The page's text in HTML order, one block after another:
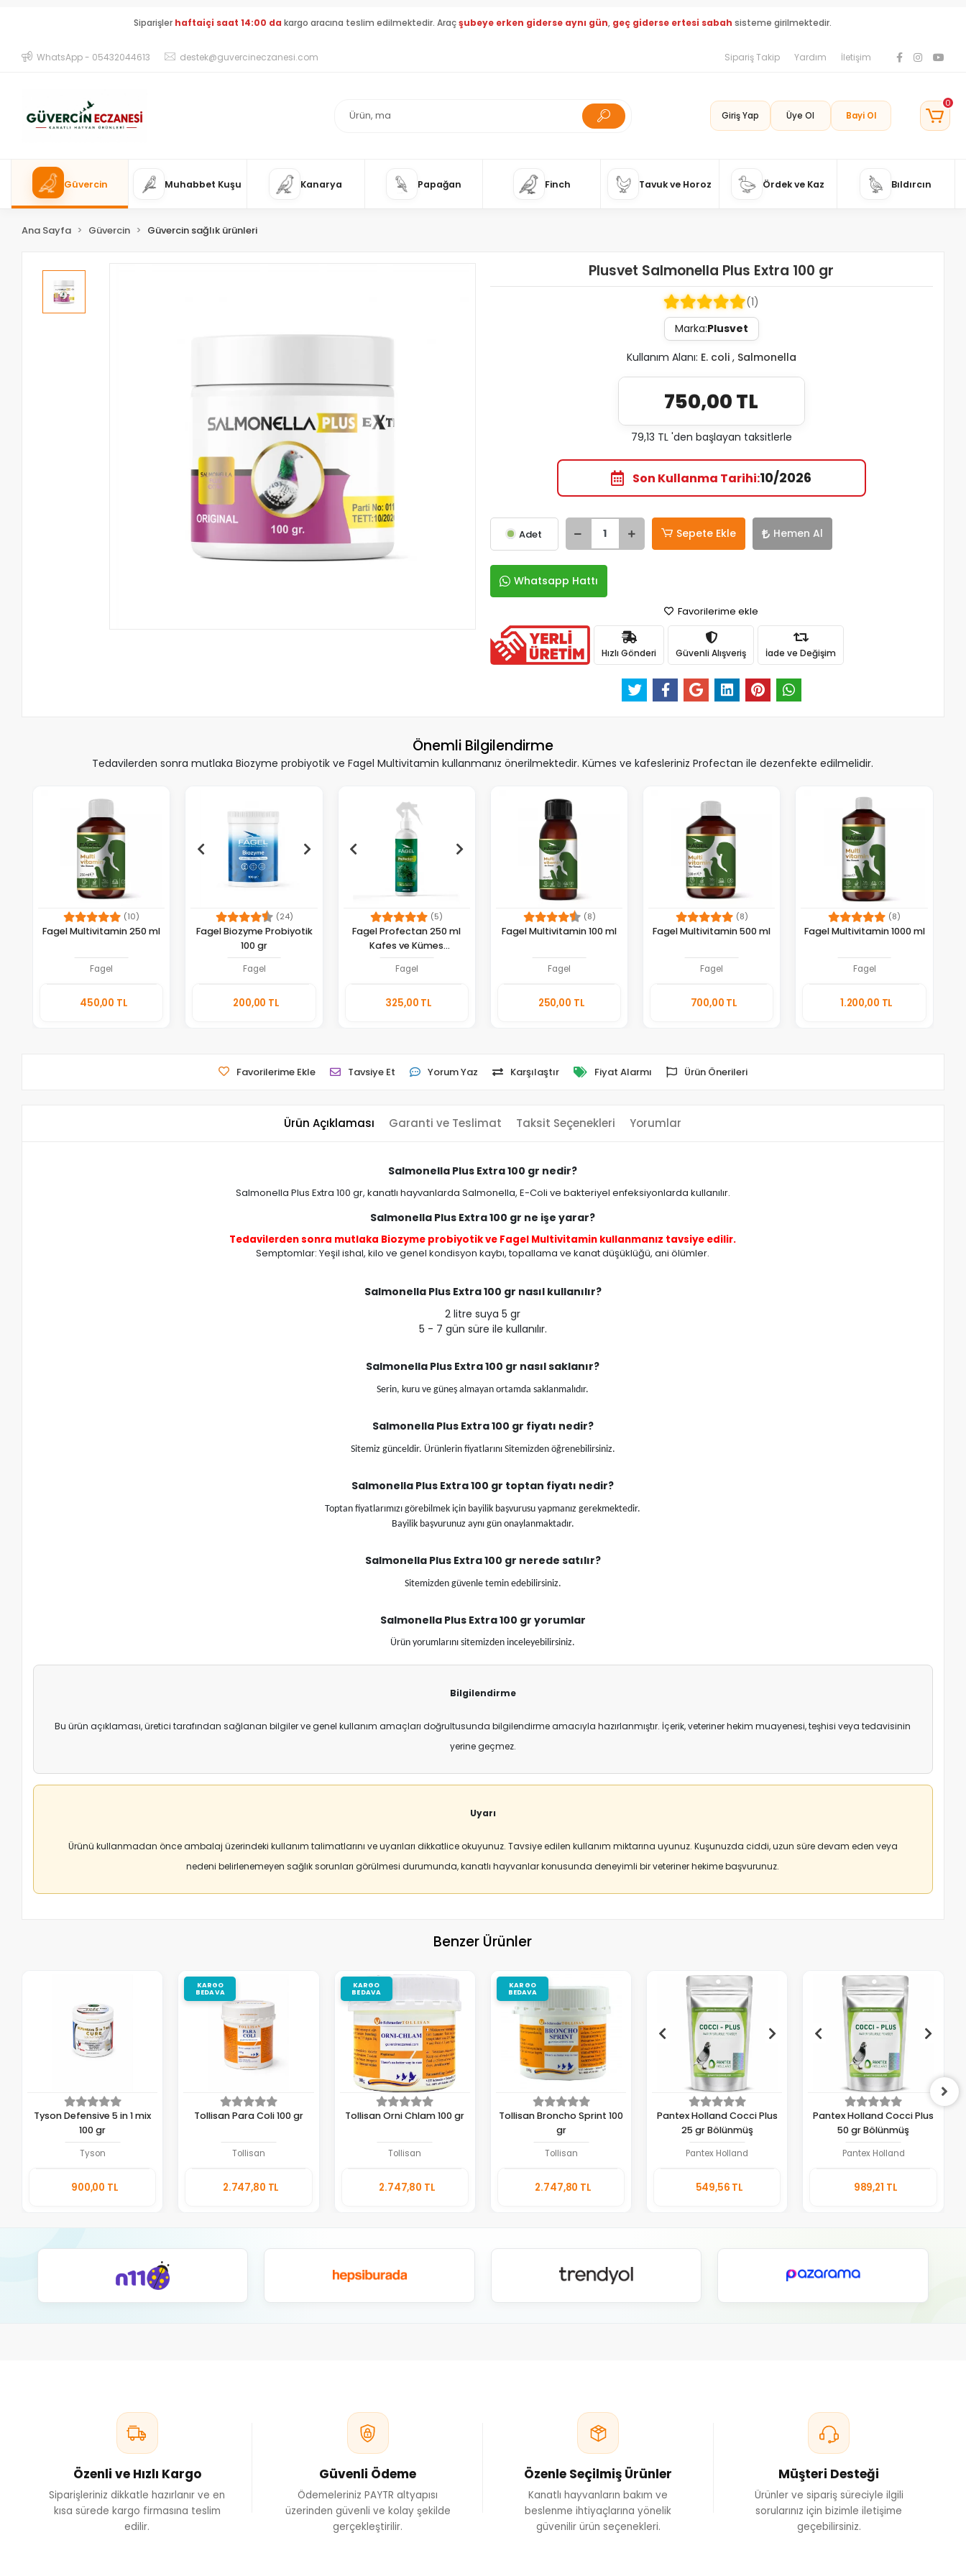
Siparişler haftaiçi saat 14:00 da kargo aracına teslim edilmektedir. Araçşubeye erken giderse aynı gün, geç giderse ertesi sabah sisteme girilmektedir.
WhatsApp - 05432044613 destek@guvercineczanesi.com Sipariş Takip Yardım İletişim
Giriş Yap Üye Ol Bayi Ol
0
Güvercin Muhabbet Kuşu Kanarya Papağan Finch Tavuk ve Horoz Ördek ve Kaz Bıldırcın
Ana Sayfa Güvercin Güvercin sağlık ürünleri
Plusvet Salmonella Plus Extra 100 gr
(1)
Marka:Plusvet
Kullanım Alanı: E. coli, Salmonella
750,00 TL
79,13 TL 'den başlayan taksitlerle
Son Kullanma Tarihi 10/2026
Adet Sepete Ekle Hemen Al
Whatsapp Hattı
Favorilerime ekle
Hızlı Gönderi Güvenli Alışveriş İade ve Değişim
Önemli Bilgilendirme
Tedavilerden sonra mutlaka Biozyme probiyotik ve Fagel Multivitamin kullanmanız önerilmektedir. Kümes ve kafesleriniz Profectan ile dezenfekte edilmelidir.
(10)
Fagel Multivitamin 250 ml
Fagel
450,00 TLEkle
(24)
Fagel Biozyme Probiyotik
100 gr
Fagel
200,00 TL
(5)
Fagel Profectan 250 ml
Kafes ve Kümes
Dezenfektanı
Fagel
325,00 TL
(8)
Fagel Multivitamin 100 ml
Fagel
250,00 TL
(8)
Fagel Multivitamin 500 ml
Fagel
700,00 TL
(8)
Fagel Multivitamin 1000 ml
Fagel
1.200,00 TLEkle
Favorilerime Ekle Tavsiye Et Yorum Yaz Karşılaştır Fiyat Alarmı Ürün Önerileri
Ürün Açıklaması Garanti ve Teslimat Taksit Seçenekleri Yorumlar
Salmonella Plus Extra 100 gr nedir?
Salmonella Plus Extra 100 gr, kanatlı hayvanlarda Salmonella, E-Coli ve bakteriyel enfeksiyonlarda kullanılır.
Salmonella Plus Extra 100 gr ne işe yarar?
Tedavilerden sonra mutlaka Biozyme probiyotikve Fagel Multivitamin kullanmanız tavsiye edilir.
Semptomlar: Yeşil ishal, kilo ve genel kondisyon kaybı, topallama ve kanat düşüklüğü, ani ölümler.
Salmonella Plus Extra 100 gr nasıl kullanılır?
2 litre suya 5 gr
5 - 7 gün süre ile kullanılır.
Salmonella Plus Extra 100 gr nasıl saklanır?
Serin, kuru ve güneş almayan ortamda saklanmalıdır.
Salmonella Plus Extra 100 gr fiyatı nedir?
Sitemiz günceldir. Ürünlerin fiyatlarını Sitemizden öğrenebilirsiniz.
Salmonella Plus Extra 100 gr toptan fiyatı nedir?
Toptan fiyatlarımızı görebilmek için bayilik başvurusu yapmanız gerekmektedir.
Bayilik başvurunuz aynı gün onaylanmaktadır.
Salmonella Plus Extra 100 gr nerede satılır?
Sitemizden güvenle temin edebilirsiniz.
Salmonella Plus Extra 100 gr yorumlar
Ürün yorumlarını sitemizden inceleyebilirsiniz.
Bilgilendirme
Bu ürün açıklaması, üretici tarafından sağlanan bilgiler ve genel kullanım amaçları doğrultusunda bilgilendirme amacıyla hazırlanmıştır. İçerik, veteriner hekim muayenesi, teşhisi veya tedavisinin
yerine geçmez.
Uyarı
Ürünü kullanmadan önce ambalaj üzerindeki kullanım talimatlarını ve uyarıları dikkatlice okuyunuz. Tavsiye edilen kullanım miktarına uyunuz. Kuşunuzda ciddi, uzun süre devam eden veya
nedeni belirlenemeyen sağlık sorunları görülmesi durumunda, kanatlı hayvanlar konusunda deneyimli bir veteriner hekime başvurunuz.
Benzer Ürünler
Tyson Defensive 5 in 1 mix
100 gr
Tyson
900,00 TL
KARGO
BEDAVA
Tollisan Para Coli 100 gr
Tollisan
2.747,80 TLEkle
KARGO
BEDAVA
Tollisan Orni Chlam 100 gr
Tollisan
2.747,80 TLEkle
KARGO
BEDAVA
Tollisan Broncho Sprint 100
gr
Tollisan
2.747,80 TLEkle
Pantex Holland Cocci Plus
25 gr Bölünmüş
Pantex Holland
549,56 TL
Pantex Holland Cocci Plus
50 gr Bölünmüş
Pantex Holland
989,21 TL
Özenli ve Hızlı Kargo
Siparişleriniz dikkatle hazırlanır ve en
kısa sürede kargo firmasına teslim
edilir.
Güvenli Ödeme
Ödemeleriniz PAYTR altyapısı
üzerinden güvenli ve kolay şekilde
gerçekleştirilir.
Özenle Seçilmiş Ürünler
Kanatlı hayvanların bakım ve
beslenme ihtiyaçlarına yönelik
güvenilir ürün seçenekleri.
Müşteri Desteği
Ürünler ve sipariş süreciyle ilgili
sorularınız için bizimle iletişime
geçebilirsiniz.